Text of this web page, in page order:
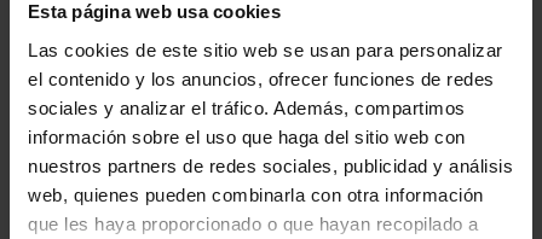
Esta página web usa cookies
Las cookies de este sitio web se usan para personalizar
el contenido y los anuncios, ofrecer funciones de redes
sociales y analizar el tráfico. Además, compartimos
información sobre el uso que haga del sitio web con
nuestros partners de redes sociales, publicidad y análisis
web, quienes pueden combinarla con otra información
que les haya proporcionado o que hayan recopilado a